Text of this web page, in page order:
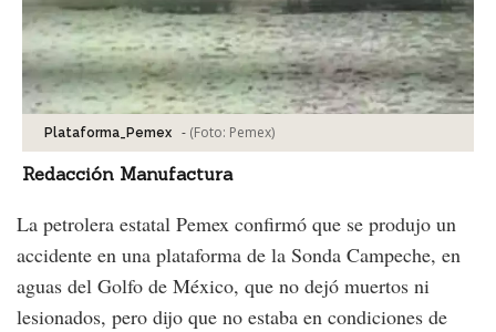
Plataforma_Pemex - (Foto: Pemex)
Redacción Manufactura
La petrolera estatal Pemex confirmó que se produjo un
accidente en una plataforma de la Sonda Campeche, en
aguas del Golfo de México, que no dejó muertos ni
lesionados, pero dijo que no estaba en condiciones de